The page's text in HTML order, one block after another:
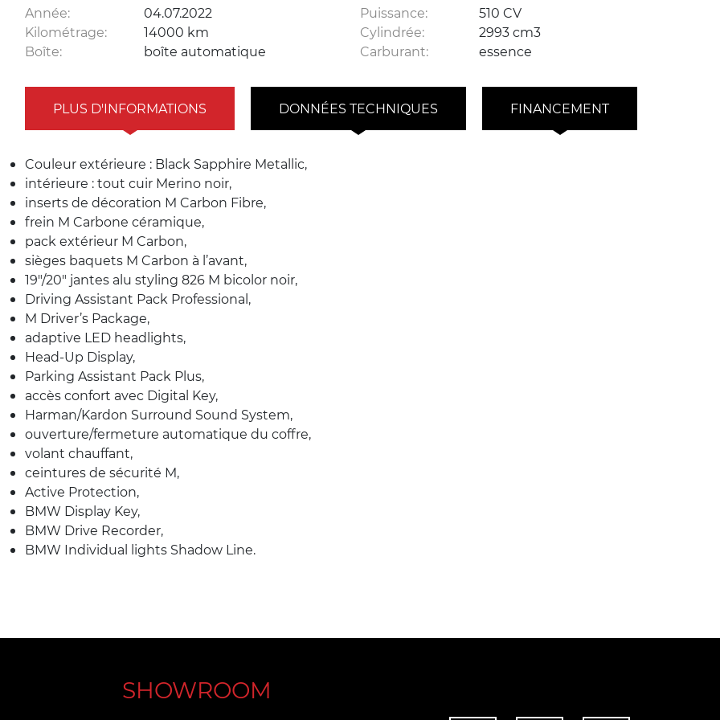
Année: 04.07.2022 Puissance:
510 CV
Kilométrage:
14000 km Cylindrée:
2993 cm3
Boîte:
boîte automatique Carburant: essence
PLUS D'INFORMATIONS DONNÉES TECHNIQUES FINANCEMENT
Couleur extérieure : Black Sapphire Metallic,
intérieure : tout cuir Merino noir,
inserts de décoration M Carbon Fibre,
frein M Carbone céramique,
pack extérieur M Carbon,
sièges baquets M Carbon à l’avant,
19″/20″ jantes alu styling 826 M bicolor noir,
Driving Assistant Pack Professional,
M Driver’s Package,
adaptive LED headlights,
Head-Up Display,
Parking Assistant Pack Plus,
accès confort avec Digital Key,
Harman/Kardon Surround Sound System,
ouverture/fermeture automatique du coffre,
volant chauffant,
ceintures de sécurité M,
Active Protection,
BMW Display Key,
BMW Drive Recorder,
BMW Individual lights Shadow Line.
SHOWROOM